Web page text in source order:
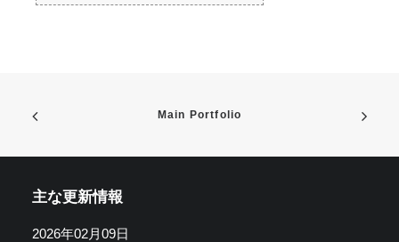
Main Portfolio
主な更新情報
2026年02月09日